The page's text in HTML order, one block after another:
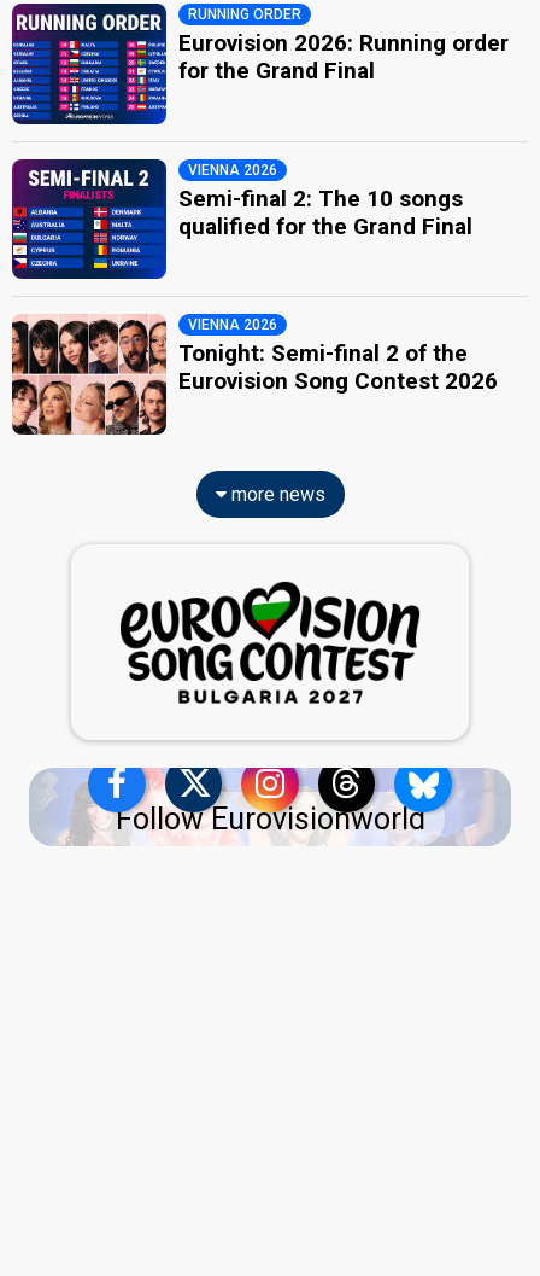
RUNNING ORDER
Eurovision 2026: Running order
for the Grand Final
VIENNA 2026
Semi-final 2: The 10 songs
qualified for the Grand Final
VIENNA 2026
Tonight: Semi-final 2 of the
Eurovision Song Contest 2026
more news
Follow Eurovisionworld